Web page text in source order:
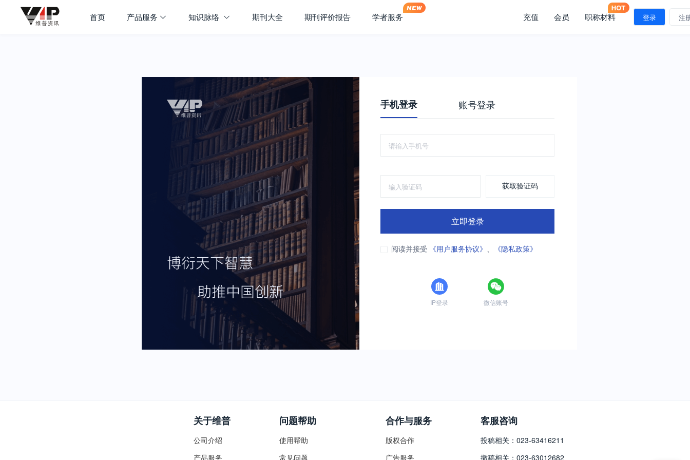
首页 产品服务 知识脉络 期刊大全 期刊评价报告 学者服务 充值 会员 职称材料 登录 注
手机登录 账号登录
获取验证码
立即登录
阅读并接受 《用户服务协议》 、 《隐私政策》
IP登录 微信账号
关于维普
公司介绍
产品服务
问题帮助
使用帮助
常见问题
合作与服务
版权合作
广告服务
客服咨询
投稿相关：023-63416211
撤稿相关：023-63012682